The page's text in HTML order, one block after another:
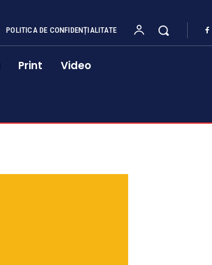
POLITICA DE CONFIDENȚIALITATE
Print Video